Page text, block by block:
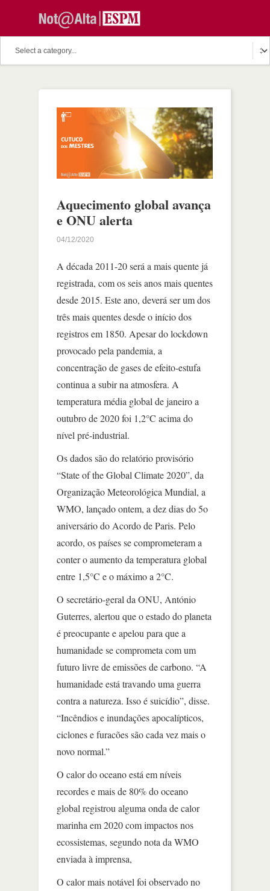
Aquecimento global avança
e ONU alerta
04/12/2020
A década 2011-20 será a mais quente já
registrada, com os seis anos mais quentes
desde 2015. Este ano, deverá ser um dos
três mais quentes desde o início dos
registros em 1850. Apesar do lockdown
provocado pela pandemia, a
concentração de gases de efeito-estufa
continua a subir na atmosfera. A
temperatura média global de janeiro a
outubro de 2020 foi 1,2°C acima do
nível pré-industrial.
Os dados são do relatório provisório
“State of the Global Climate 2020”, da
Organização Meteorológica Mundial, a
WMO, lançado ontem, a dez dias do 5o
aniversário do Acordo de Paris. Pelo
acordo, os países se comprometeram a
conter o aumento da temperatura global
entre 1,5°C e o máximo a 2°C.
O secretário-geral da ONU, António
Guterres, alertou que o estado do planeta
é preocupante e apelou para que a
humanidade se comprometa com um
futuro livre de emissões de carbono. “A
humanidade está travando uma guerra
contra a natureza. Isso é suicídio”, disse.
“Incêndios e inundações apocalípticos,
ciclones e furacões são cada vez mais o
novo normal.”
O calor do oceano está em níveis
recordes e mais de 80% do oceano
global registrou alguma onda de calor
marinha em 2020 com impactos nos
ecossistemas, segundo nota da WMO
enviada à imprensa,
O calor mais notável foi observado no